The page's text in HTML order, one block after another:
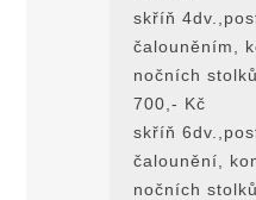
skříň
čalouněním,
nočních
700,- Kč
skříň
čalounění,
nočních